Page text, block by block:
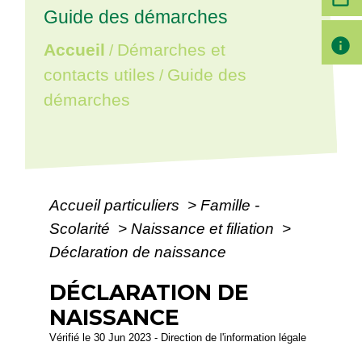
Guide des démarches
Accueil / Démarches et
contacts utiles / Guide des
démarches
Accueil particuliers > Famille -
Scolarité > Naissance et filiation >
Déclaration de naissance
DÉCLARATION DE
NAISSANCE
Vérifié le 30 Jun 2023 - Direction de l'information légale
info